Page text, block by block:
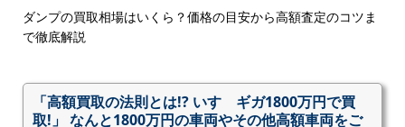
ダンプの買取相場はいくら？価格の目安から高額査定のコツま
で徹底解説
「高額買取の法則とは!? いすゞギガ1800万円で買
取!」 なんと1800万円の車両やその他高額車両をご